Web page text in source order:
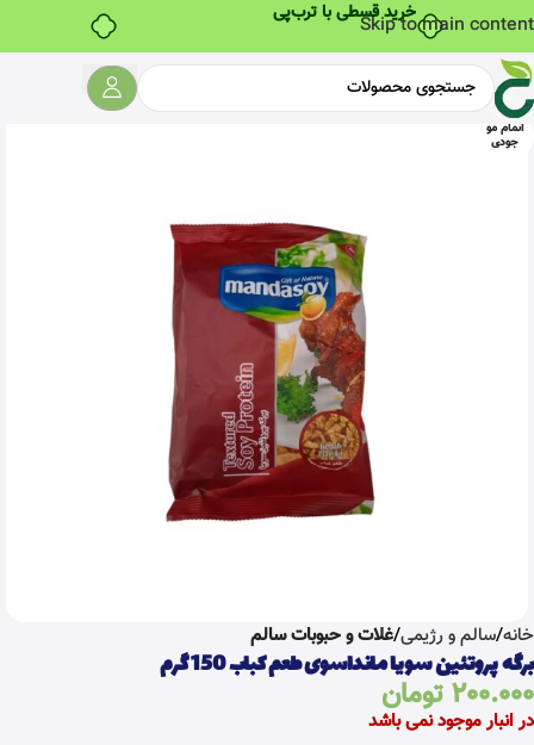
خرید قسطی با ترب‌پیSkip to main content
اتمام مو
جودی
خانه سالم و رژیمی غلات و حبوبات سالم
برگه پروتئین سویا مانداسوی طعم کباب 150 گرم
200.000تومان
در انبار موجود نمی باشد